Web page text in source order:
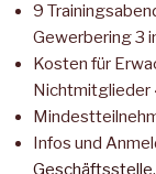
9
Gewerbering 3
Kosten für
Nichtmitglieder
Infos und
Geschäftsstelle.